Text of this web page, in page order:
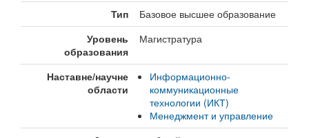
Тип
Базовое высшее образование
Уровень
образования
Магистратура
Наставне/научне
области
Информационно-
коммуникационные
технологии (ИКТ)
Менеджмент и управление